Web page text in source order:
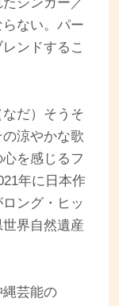
シンガー／
ない。パー
ンドするこ
だ）そうそ
涼やかな歌
を感じるフ
年に日本作
ング・ヒッ
世界自然遺産
芸能の